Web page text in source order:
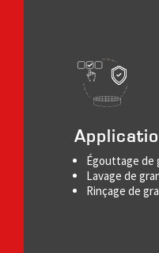
Égouttage de
Lavage de
Rinçage de